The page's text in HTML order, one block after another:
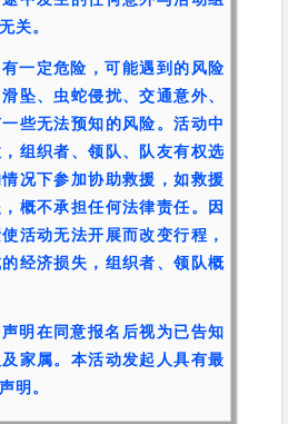
关。
一定危险，可能遇到的风险
坠、虫蛇侵扰、交通意外、
些无法预知的风险。活动中
组织者、领队、队友有权选
况下参加协助救援，如救援
概不承担任何法律责任。因
活动无法开展而改变行程，
经济损失，组织者、领队概
明在同意报名后视为已告知
家属。本活动发起人具有最
明。